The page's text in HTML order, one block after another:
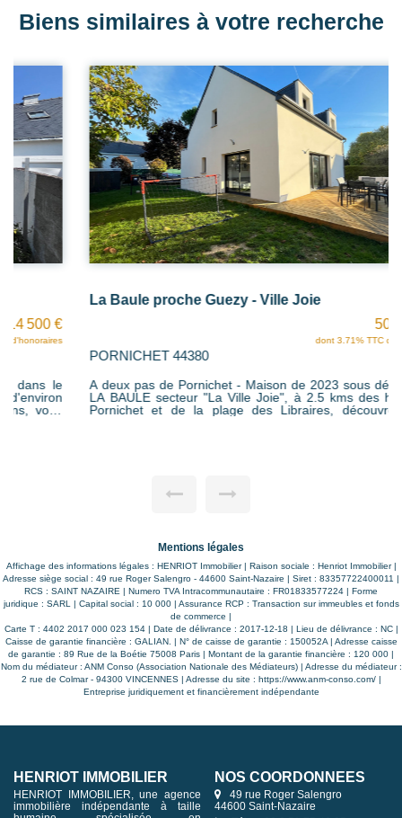
Biens similaires à votre recherche
La Baule proche Guezy - Ville Joie
dont 3.71% TTC d'honoraires
PORNICHET 44380
A deux pas de Pornichet - Maison de 2023 sous décennale.
LA BAULE secteur "La Ville Joie", à 2.5 kms des halles de
Pornichet et de la plage des Libraires, découvrez cette
d'un garage (avec grenier au-dessus). A l'étage vous
Vous agence Henriot Immobilier est à votre service pour
vous présenter ce bien et échanger sur votre projet.
Mentions légales
Affichage des informations légales : HENRIOT Immobilier | Raison sociale : Henriot Immobilier |
Adresse siège social : 49 rue Roger Salengro - 44600 Saint-Nazaire | Siret : 83357722400011 |
RCS : SAINT NAZAIRE | Numero TVA Intracommunautaire : FR01833577224 | Forme
juridique : SARL | Capital social : 10 000 | Assurance RCP : Transaction sur immeubles et fonds
de commerce |
Carte T : 4402 2017 000 023 154 | Date de délivrance : 2017-12-18 | Lieu de délivrance : NC |
Caisse de garantie financière : GALIAN. | N° de caisse de garantie : 150052A | Adresse caisse
de garantie : 89 Rue de la Boétie 75008 Paris | Montant de la garantie financière : 120 000 |
Nom du médiateur : ANM Conso (Association Nationale des Médiateurs) | Adresse du médiateur :
2 rue de Colmar - 94300 VINCENNES | Adresse du site : https://www.anm-conso.com/|
Entreprise juridiquement et financièrement indépendante
HENRIOT IMMOBILIER
HENRIOT IMMOBILIER, une agence
immobilière indépendante à taille
NOS COORDONNÉES
49 rue Roger Salengro
44600 Saint-Nazaire